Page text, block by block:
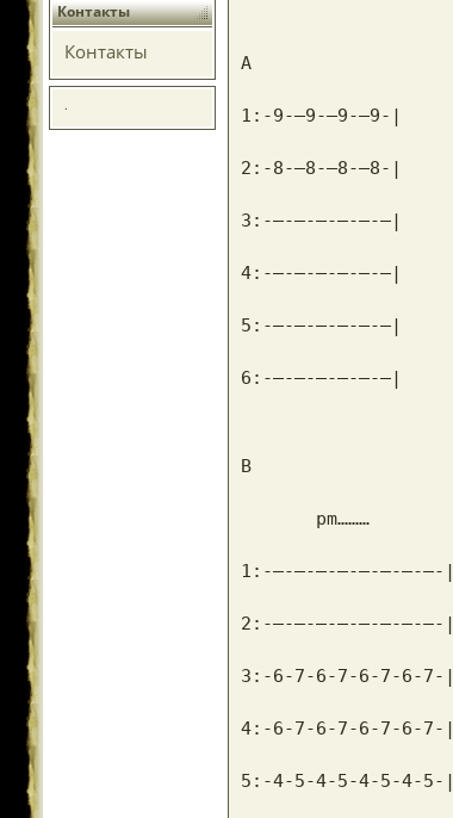
Контакты
Контакты
.
A
1:-9-–9-–9-–9-|
2:-8-–8-–8-–8-|
3:-–-–-–-–-–-–|
4:-–-–-–-–-–-–|
5:-–-–-–-–-–-–|
6:-–-–-–-–-–-–|
B
       pm………
1:-–-–-–-–-–-–-–-–-|
2:-–-–-–-–-–-–-–-–-|
3:-6-7-6-7-6-7-6-7-|
4:-6-7-6-7-6-7-6-7-|
5:-4-5-4-5-4-5-4-5-|